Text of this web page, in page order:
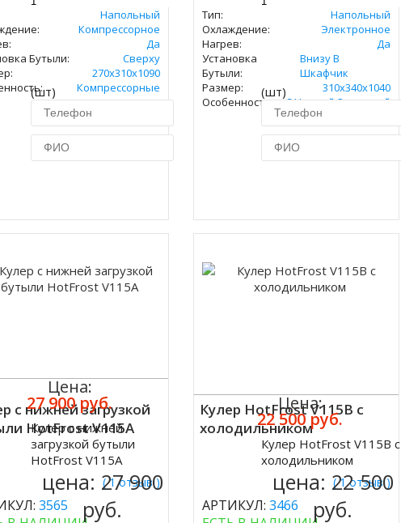
Напольный
Компрессорное
Да
Бутыли:
Сверху
270х310х1090
Компрессорные
(шт)
Тип:
Напольный
Охлаждение:
Электронное
Нагрев:
Да
Установка
Бутыли:
Внизу В
Шкафчик
Размер:
310х340х1040
Особенность:
С Нижней Загрузкой
(шт)
с нижней загрузкой
HotFrost V115A
( 1 отзыв )
3565
Цена:
27 900 руб.
Кулер с нижней
загрузкой бутыли
HotFrost V115A
цена: 27 900
руб.
Кулер HotFrost V115B с
холодильником
( 1 отзыв )
АРТИКУЛ: 3466
Цена:
22 500 руб.
Кулер HotFrost V115B с
холодильником
цена: 22 500
руб.